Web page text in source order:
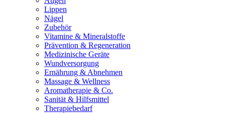
Lippen
Nägel
Zubehör
Vitamine & Mineralstoffe
Prävention & Regeneration
Medizinische Geräte
Wundversorgung
Ernährung & Abnehmen
Massage & Wellness
Aromatherapie & Co.
Sanität & Hilfsmittel
Therapiebedarf